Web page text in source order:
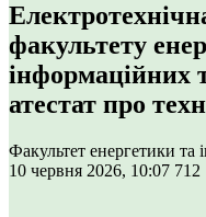
факультету
інформаційних
атестат про
Факультет енергетики та
10 червня 2026, 10:07 712